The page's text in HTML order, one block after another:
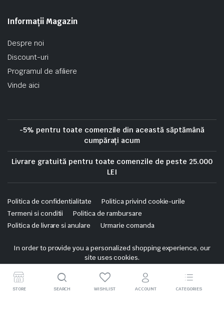
Informații Magazin
Despre noi
Discount-uri
Programul de afiliere
Vinde aici
-5% pentru toate comenzile din această săptămână
cumpărați acum
Livrare gratuită pentru toate comenzile de peste 25.000
LEI
Politica de confidentialitate
Politica privind cookie-urile
Termeni si conditii
Politica de rambursare
Politica de livrare si anulare
Urmarie comanda
Copyright 2025 © Skrekis. All right reserved. Powered by iTistul.ro.
In order to provide you a personalized shopping experience, our
site uses cookies.
cookie policy.
Accept Cookies
STORE SEARCH WISHLIST ACCOUNT CATEGORIES